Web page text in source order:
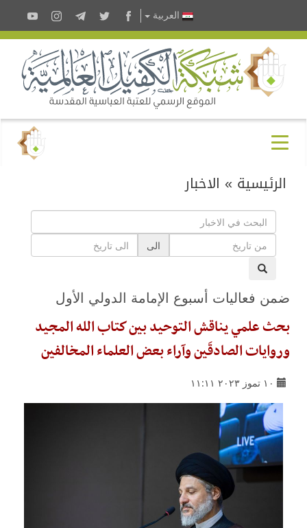
العربية
الرئيسية » الاخبار
الى
ضمن فعاليات أسبوع الإمامة الدولي الأول
بحث علمي يناقش التوحيد بين كتاب الله المجيد
وروايات الصادقَين وآراء بعض العلماء المخالفين
١٠ تموز ٢٠٢٣ ١١:١١